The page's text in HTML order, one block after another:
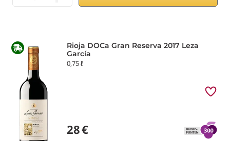
Rioja DOCa Gran Reserva 2017 Leza
García
0,75 ℓ
28€